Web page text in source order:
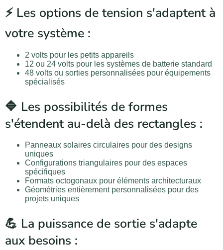
⚡ Les options de tension s'adaptent à
votre système :
2 volts pour les petits appareils
12 ou 24 volts pour les systèmes de batterie standard
48 volts ou sorties personnalisées pour équipements
spécialisés
🔷 Les possibilités de formes
s'étendent au-delà des rectangles :
Panneaux solaires circulaires pour des designs
uniques
Configurations triangulaires pour des espaces
spécifiques
Formats octogonaux pour éléments architecturaux
Géométries entièrement personnalisées pour des
projets uniques
💪 La puissance de sortie s'adapte
aux besoins :